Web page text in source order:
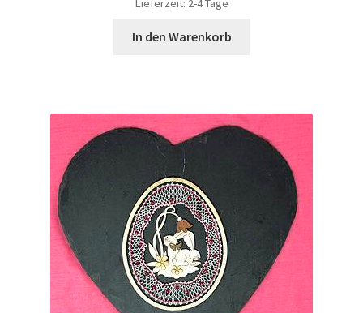
Lieferzeit: 2-4 Tage
In den Warenkorb